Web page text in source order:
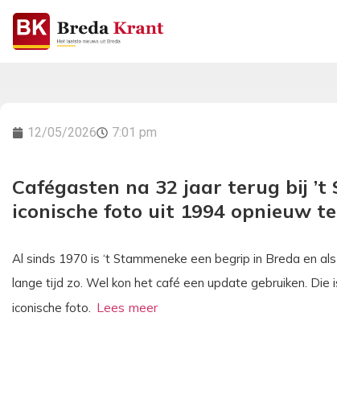
12/05/2026 7:01 pm
Cafégasten na 32 jaar terug bij ’t
iconische foto uit 1994 opnieuw
Al sinds 1970 is ‘t Stammeneke een begrip in Breda en
lange tijd zo. Wel kon het café een update gebruiken.
iconische foto.